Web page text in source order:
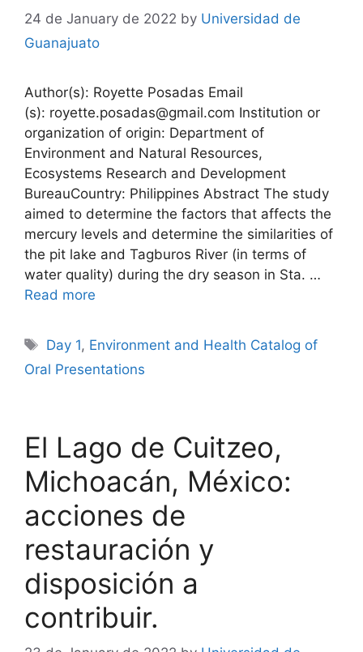
24 de January de 2022 by Universidad de
Guanajuato
Author(s): Royette Posadas Email
(s): royette.posadas@gmail.com Institution or
organization of origin: Department of
Environment and Natural Resources,
Ecosystems Research and Development
BureauCountry: Philippines Abstract The study
aimed to determine the factors that affects the
mercury levels and determine the similarities of
the pit lake and Tagburos River (in terms of
water quality) during the dry season in Sta. …
Read more
Tags
Day 1, Environment and Health Catalog of
Oral Presentations
El Lago de Cuitzeo,
Michoacán, México:
acciones de
restauración y
disposición a
contribuir.